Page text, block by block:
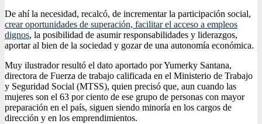
De ahí la necesidad, recalcó, de incrementar la participación social,
crear oportunidades de superación, facilitar el acceso a empleos
dignos, la posibilidad de asumir responsabilidades y liderazgos,
aportar al bien de la sociedad y gozar de una autonomía económica.
Muy ilustrador resultó el dato aportado por Yumerky Santana,
directora de Fuerza de trabajo calificada en el Ministerio de Trabajo
y Seguridad Social (MTSS), quien precisó que, aun cuando las
mujeres son el 63 por ciento de ese grupo de personas con mayor
preparación en el país, siguen siendo minoría en los cargos de
dirección y en los emprendimientos.